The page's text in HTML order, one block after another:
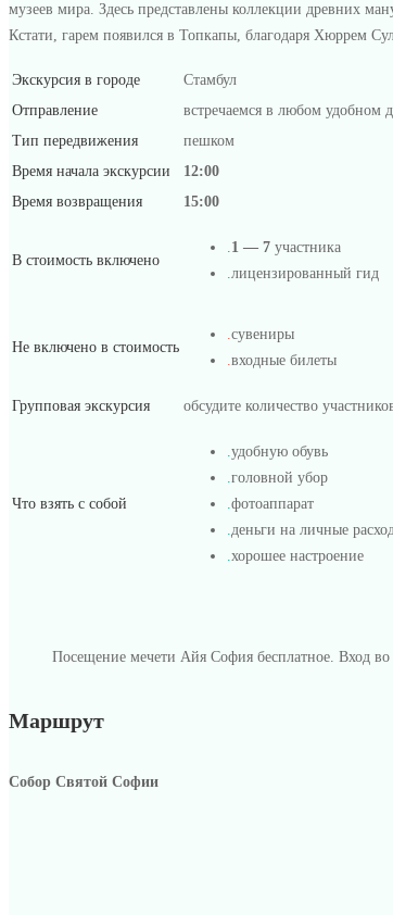
музеев мира. Здесь представлены коллекции древних
Кстати, гарем появился в Топкапы, благодаря Хюррем
Экскурсия в городе
Стамбул
Отправление
встречаемся в любом удобном
Тип передвижения
пешком
Время начала экскурсии
12:00
Время возвращения
15:00
В стоимость включено
.1 — 7 участника
.лицензированный гид
Не включено в стоимость
.сувениры
.входные билеты
Групповая экскурсия обсудите количество
Что взять с собой
.удобную обувь
.головной убор
.фотоаппарат
.деньги на личные
.хорошее настроение
Посещение мечети Айя София бесплатное. Вход
Маршрут
Собор Святой Софии